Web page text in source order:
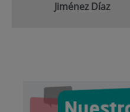
Jiménez Díaz